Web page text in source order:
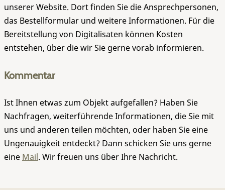
unserer Website. Dort finden Sie die Ansprechpersonen,
das Bestellformular und weitere Informationen. Für die
Bereitstellung von Digitalisaten können Kosten
entstehen, über die wir Sie gerne vorab informieren.
Kommentar
Ist Ihnen etwas zum Objekt aufgefallen? Haben Sie
Nachfragen, weiterführende Informationen, die Sie mit
uns und anderen teilen möchten, oder haben Sie eine
Ungenauigkeit entdeckt? Dann schicken Sie uns gerne
eine Mail. Wir freuen uns über Ihre Nachricht.